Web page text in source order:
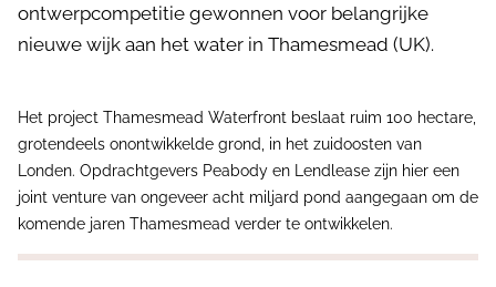
ontwerpcompetitie gewonnen voor belangrijke
nieuwe wijk aan het water in Thamesmead (UK).
Het project Thamesmead Waterfront beslaat ruim 100 hectare,
grotendeels onontwikkelde grond, in het zuidoosten van
Londen. Opdrachtgevers Peabody en Lendlease zijn hier een
joint venture van ongeveer acht miljard pond aangegaan om de
komende jaren Thamesmead verder te ontwikkelen.